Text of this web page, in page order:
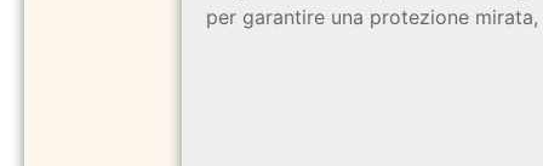
per garantire una protezione